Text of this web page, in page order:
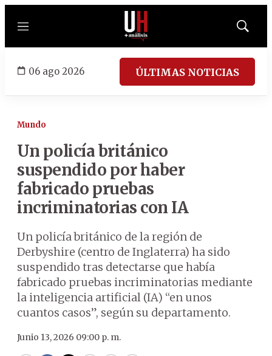
Menú
Mostrar
06 ago 2026 ÚLTIMAS NOTICIAS
Mundo
Un policía británico
suspendido por haber
fabricado pruebas
incriminatorias con IA
Un policía británico de la región de
Derbyshire (centro de Inglaterra) ha sido
suspendido tras detectarse que había
fabricado pruebas incriminatorias mediante
la inteligencia artificial (IA) “en unos
cuantos casos”, según su departamento.
Junio 13, 2026 09:00 p. m.